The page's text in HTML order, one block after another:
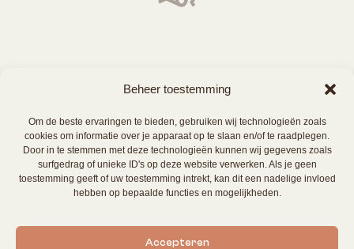
Beheer toestemming
Om de beste ervaringen te bieden, gebruiken wij technologieën zoals
cookies om informatie over je apparaat op te slaan en/of te raadplegen.
Door in te stemmen met deze technologieën kunnen wij gegevens zoals
surfgedrag of unieke ID's op deze website verwerken. Als je geen
toestemming geeft of uw toestemming intrekt, kan dit een nadelige invloed
hebben op bepaalde functies en mogelijkheden.
Accepteren